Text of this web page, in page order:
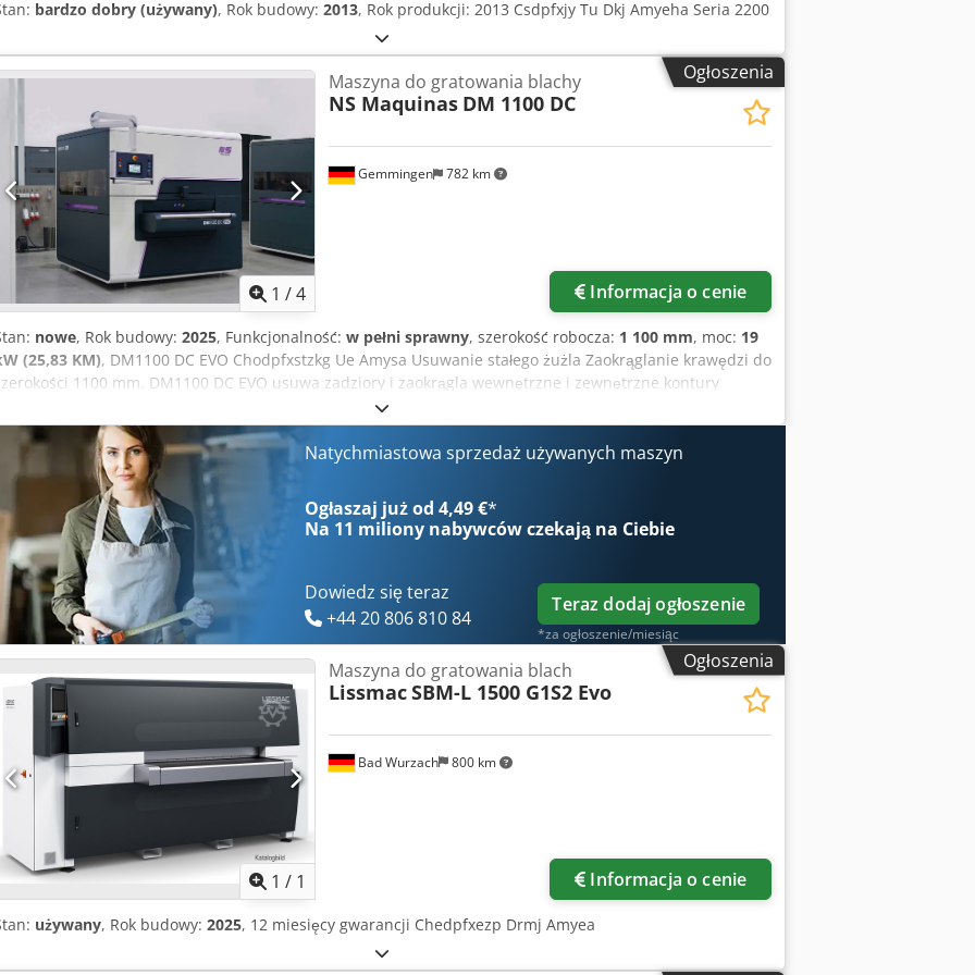
bardzo dobry (używany), Rok budowy: 2013, Rok produkcji: 2013 Csdpfxjy Tu Dkj Amyeha Seria 2200
Ogłoszenia
1 /4
Gemmingen 782 km
Maszyna do gratowania blachy
NS Maquinas DM 1100 DC
Informacja o cenie
nowe, Rok budowy: 2025, Funkcjonalność: w pełni sprawny, szerokość robocza: 1 100 mm, moc: 19
(25,83 KM), DM1100 DC EVO Chodpfxstzkg Ue Amysa Usuwanie stałego żużla Zaokrąglanie krawędzi do
1100 mm. DM1100 DC EVO usuwa zadziory i zaokrągla wewnętrzne i zewnętrzne kontury
grubych elementów stalowych, głównie ciętych plazmowo lub tlenowo. DM1100 DC jest wyposażona w
rolkę do usuwania zadziorów i dwa przeciwbieżne pasy poprzeczne. Zapewniają one zaokrąglenie
krawędzi z równymi i miękkimi krawędziami. Maszyna ta imponuje ruchomym w pionie walcem
szlifierskim do wyrównywania tolerancji i szerokim zakresem magnetycznym, aby zapewnić bezpieczną
obróbkę nawet małych części. DM1100 DC Pojemność robocza (mm) 1100x120 Liczba rolek szlifierskich (D)
Liczba stacji taśmy poprzecznej (C) 1 Specyfikacja bębna szlifierskiego Ø435mm 20SH Taśma szlifierska,
wymiary (mm) 1150x1520 Prędkość bębna szlifierskiego (obr./min) 185-650 Prędkość taśmy poprzecznej
(m/s) 2-8 Prędkość posuwu (m/s) 0,5-4,0 Silnik bębna szlifierskiego (kW) 11 Silnik taśmy poprzecznej (kW)
(2x) 3 Silnik posuwu (kW) 0,37 Całkowita moc (kW) 19 Przyłącze ssące pręta na głowicę (Ø mm) (2x) 150
Wymiary (mm) 2258x2900x2220 Waga (kg) 4100
Natychmiastowa sprzedaż używanych maszyn
Ogłaszaj już od 4,49 €*
Na 11 miliony nabywcówczekają na Ciebie
Dowiedz się teraz
+44 20 806 810 84
Teraz dodaj ogłoszenie
*za ogłoszenie/miesiąc
Ogłoszenia
1 / 1
Bad Wurzach 800 km
Maszyna do gratowania blach
LissmacSBM-L 1500 G1S2 Evo
Informacja o cenie
używany, Rok budowy: 2025, 12 miesięcy gwarancji Chedpfxezp Drmj Amyea